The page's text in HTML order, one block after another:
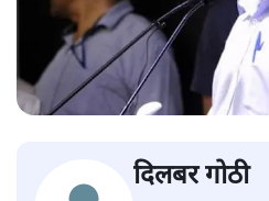
दिलबर गोठी